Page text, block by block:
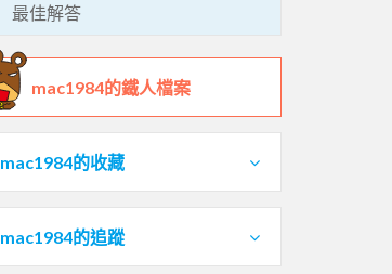
最佳解答
mac1984的鐵人檔案
mac1984的收藏
mac1984的追蹤